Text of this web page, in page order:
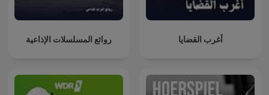
روائع المسلسلات الإذاعية أغرب القضايا